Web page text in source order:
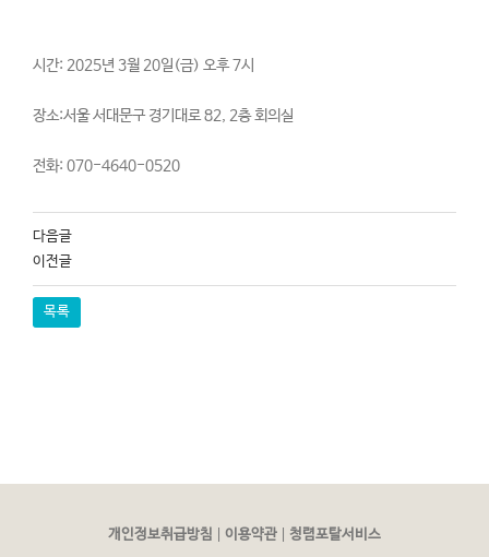
시간: 2025년 3월 20일(금) 오후 7시
장소:서울 서대문구 경기대로 82, 2층 회의실
전화: 070-4640-0520
다음글
이전글
목록
개인정보취급방침 이용약관 청렴포탈서비스